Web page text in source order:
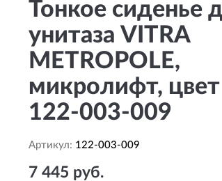
Тонкое сиденье
унитаза VITRA
METROPOLE,
микролифт,
122-003-009
Артикул: 122-003-009
7 445 руб.